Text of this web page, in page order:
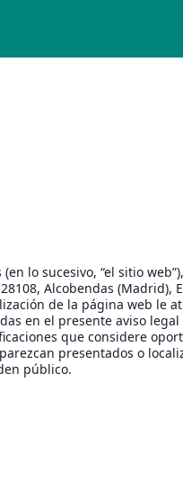
lo sucesivo, “el sitio
Alcobendas
de la página web le
en el presente aviso
que considere
presentados o
público.